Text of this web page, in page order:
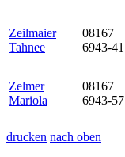
Zeilmaier
Tahnee
08167
6943-41
Zelmer
Mariola
08167
6943-57
drucken nach oben